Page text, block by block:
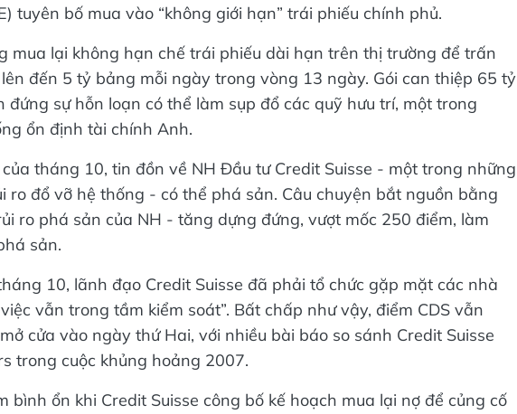
tuyên bố mua vào “không giới hạn” trái phiếu chính phủ.
mua lại không hạn chế trái phiếu dài hạn trên thị trường để trấn
đến 5 tỷ bảng mỗi ngày trong vòng 13 ngày. Gói can thiệp 65 tỷ
sự hỗn loạn có thể làm sụp đổ các quỹ hưu trí, một trong
ổn định tài chính Anh.
tháng 10, tin đồn về NH Đầu tư Credit Suisse - một trong những
ro đổ vỡ hệ thống - có thể phá sản. Câu chuyện bắt nguồn bằng
ro phá sản của NH - tăng dựng đứng, vượt mốc 250 điểm, làm
sản.
10, lãnh đạo Credit Suisse đã phải tổ chức gặp mặt các nhà
vẫn trong tầm kiểm soát”. Bất chấp như vậy, điểm CDS vẫn
cửa vào ngày thứ Hai, với nhiều bài báo so sánh Credit Suisse
trong cuộc khủng hoảng 2007.
bình ổn khi Credit Suisse công bố kế hoạch mua lại nợ để củng cố